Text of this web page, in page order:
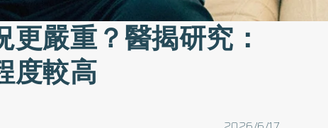
嚴重？醫揭研究：
度較高